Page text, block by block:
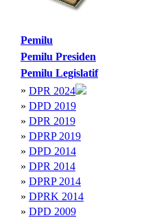
Pemilu
Pemilu Presiden
Pemilu Legislatif
» DPR 2024
» DPD 2019
» DPR 2019
» DPRP 2019
» DPD 2014
» DPR 2014
» DPRP 2014
» DPRK 2014
» DPD 2009